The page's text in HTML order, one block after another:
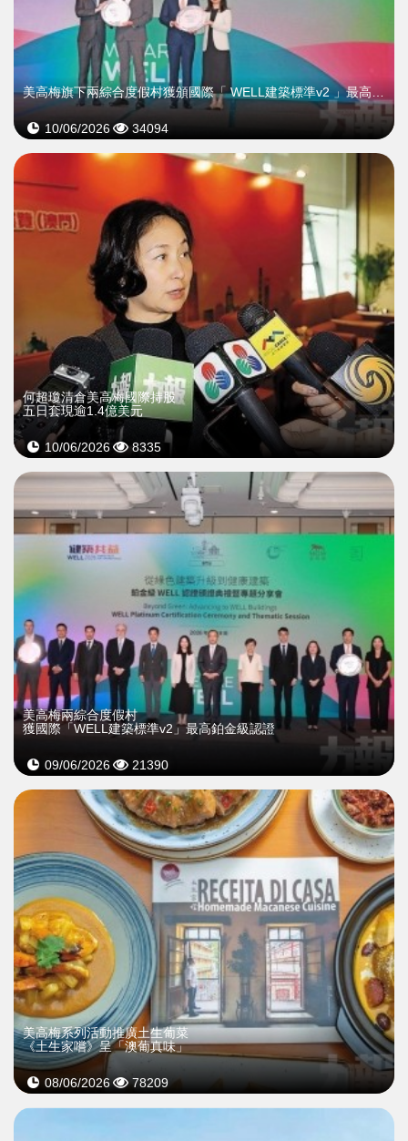
美高梅旗下兩綜合度假村獲頒國際「 WELL建築標準v2 」最高鉑金級認證
10/06/2026 34094
何超瓊清倉美高梅國際持股
五日套現逾1.4億美元
10/06/2026 8335
美高梅兩綜合度假村
獲國際「WELL建築標準v2」最高鉑金級認證
09/06/2026 21390
>
美高梅系列活動推廣土生葡菜
《土生家嚐》呈「澳葡真味」
08/06/2026 78209